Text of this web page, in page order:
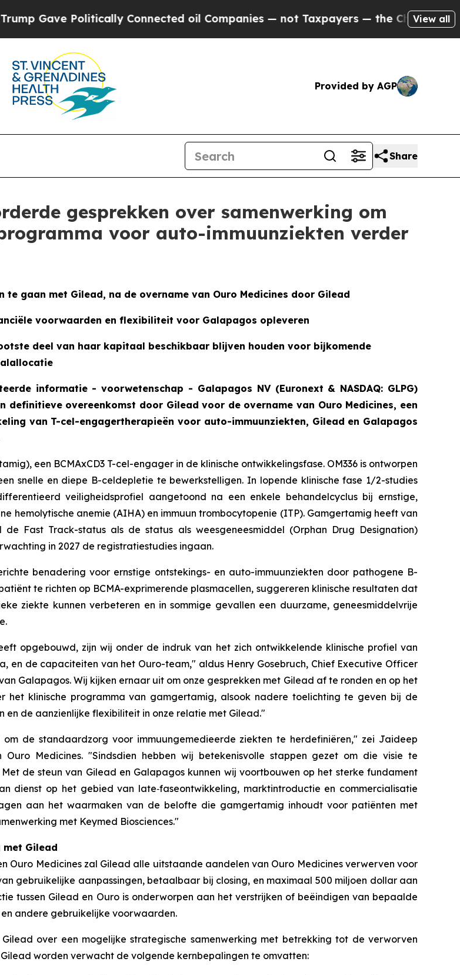
Connected oil Companies — not Taxpayers — the Chance to Cash in onView all
Provided by AGP
Share
gesprekken over samenwerking om
voor auto-immuunziekten verder
gaan met Gilead, na de overname van Ouro Medicines door Gilead
voorwaarden en flexibiliteit voor Galapagos opleveren
deel van haar kapitaal beschikbaar blijven houden voor bijkomende
informatie - voorwetenschap - Galapagos NV (Euronext & NASDAQ: GLPG)
overeenkomst door Gilead voor de overname van Ouro Medicines, een
van T-cel-engagertherapieën voor auto-immuunziekten, Gilead en Galapagos
een BCMAxCD3 T-cel-engager in de klinische ontwikkelingsfase. OM336 is ontworpen
snelle en diepe B-celdepletie te bewerkstelligen. In lopende klinische fase 1/2-studies
veiligheidsprofiel aangetoond na een enkele behandelcyclus bij ernstige,
hemolytische anemie (AIHA) en immuun trombocytopenie (ITP). Gamgertamig heeft van
de Fast Track-status als de status als weesgeneesmiddel (Orphan Drug Designation)
in 2027 de registratiestudies ingaan.
benadering voor ernstige ontstekings- en auto-immuunziekten door pathogene B-
te richten op BCMA-exprimerende plasmacellen, suggereren klinische resultaten dat
ziekte kunnen verbeteren en in sommige gevallen een duurzame, geneesmiddelvrije
opgebouwd, zijn wij onder de indruk van het zich ontwikkelende klinische profiel van
en de capaciteiten van het Ouro-team," aldus Henry Gosebruch, Chief Executive Officer
Galapagos. Wij kijken ernaar uit om onze gesprekken met Gilead af te ronden en op het
het klinische programma van gamgertamig, alsook nadere toelichting te geven bij de
de aanzienlijke flexibiliteit in onze relatie met Gilead."
de standaardzorg voor immuungemedieerde ziekten te herdefiniëren," zei Jaideep
Medicines. "Sindsdien hebben wij betekenisvolle stappen gezet om die visie te
de steun van Gilead en Galapagos kunnen wij voortbouwen op het sterke fundament
dienst op het gebied van late‑faseontwikkeling, marktintroductie en commercialisatie
aan het waarmaken van de belofte die gamgertamig inhoudt voor patiënten met
met Keymed Biosciences."
Gilead
Ouro Medicines zal Gilead alle uitstaande aandelen van Ouro Medicines verwerven voor
gebruikelijke aanpassingen, betaalbaar bij closing, en maximaal 500 miljoen dollar aan
tussen Gilead en Ouro is onderworpen aan het verstrijken of beëindigen van bepaalde
andere gebruikelijke voorwaarden.
over een mogelijke strategische samenwerking met betrekking tot de verworven
worden verwacht de volgende kernbepalingen te omvatten: